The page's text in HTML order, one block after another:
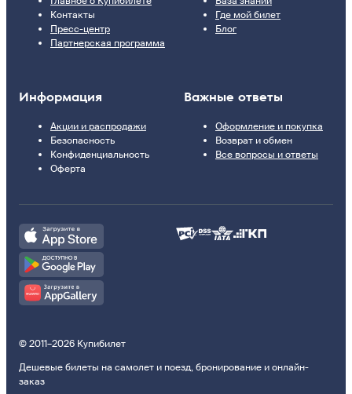
Контакты
Пресс-центр
Партнерская программа
Где мой билет
Блог
Информация
Акции и распродажи
Безопасность
Конфиденциальность
Оферта
Важные ответы
Оформление и покупка
Возврат и обмен
Все вопросы и ответы
© 2011–2026 Купибилет
Дешевые билеты на самолет и поезд, бронирование и онлайн-
заказ